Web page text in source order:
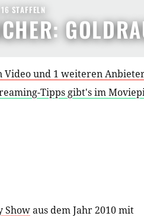
16 STAFFELN
Video und 1 weiteren
Tipps gibt's im
Showaus dem Jahr 2010 mit